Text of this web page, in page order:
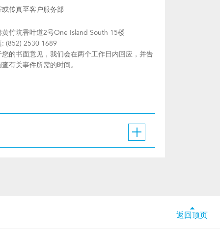
或传真至客户服务部
黄竹坑香叶道2号One Island South 15楼
: (852) 2530 1689
您的书面意见，我们会在两个工作日内回应，并告
有关事件所需的时间。
返回顶页